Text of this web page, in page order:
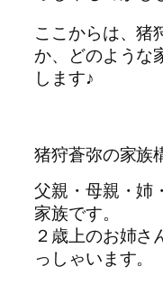
ここからは、猪
か、どのような
します♪
猪狩蒼弥の家族
父親・母親・姉
家族です。
２歳上のお姉さ
っしゃいます。